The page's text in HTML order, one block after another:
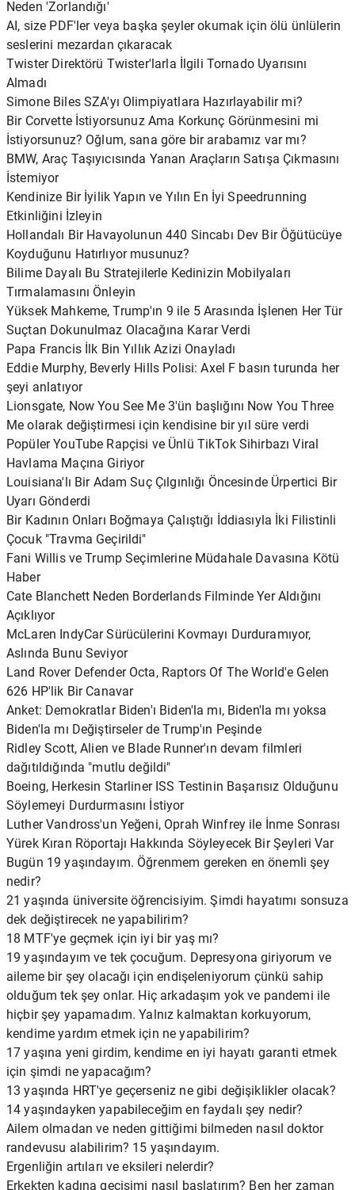
Neden 'Zorlandığı'
AI, size PDF'ler veya başka şeyler okumak için ölü ünlülerin
seslerini mezardan çıkaracak
Twister Direktörü Twister'larla İlgili Tornado Uyarısını
Almadı
Simone Biles SZA'yı Olimpiyatlara Hazırlayabilir mi?
Bir Corvette İstiyorsunuz Ama Korkunç Görünmesini mi
İstiyorsunuz? Oğlum, sana göre bir arabamız var mı?
BMW, Araç Taşıyıcısında Yanan Araçların Satışa Çıkmasını
İstemiyor
Kendinize Bir İyilik Yapın ve Yılın En İyi Speedrunning
Etkinliğini İzleyin
Hollandalı Bir Havayolunun 440 Sincabı Dev Bir Öğütücüye
Koyduğunu Hatırlıyor musunuz?
Bilime Dayalı Bu Stratejilerle Kedinizin Mobilyaları
Tırmalamasını Önleyin
Yüksek Mahkeme, Trump'ın 9 ile 5 Arasında İşlenen Her Tür
Suçtan Dokunulmaz Olacağına Karar Verdi
Papa Francis İlk Bin Yıllık Azizi Onayladı
Eddie Murphy, Beverly Hills Polisi: Axel F basın turunda her
şeyi anlatıyor
Lionsgate, Now You See Me 3'ün başlığını Now You Three
Me olarak değiştirmesi için kendisine bir yıl süre verdi
Popüler YouTube Rapçisi ve Ünlü TikTok Sihirbazı Viral
Havlama Maçına Giriyor
Louisiana'lı Bir Adam Suç Çılgınlığı Öncesinde Ürpertici Bir
Uyarı Gönderdi
Bir Kadının Onları Boğmaya Çalıştığı İddiasıyla İki Filistinli
Çocuk "Travma Geçirildi"
Fani Willis ve Trump Seçimlerine Müdahale Davasına Kötü
Haber
Cate Blanchett Neden Borderlands Filminde Yer Aldığını
Açıklıyor
McLaren IndyCar Sürücülerini Kovmayı Durduramıyor,
Aslında Bunu Seviyor
Land Rover Defender Octa, Raptors Of The World'e Gelen
626 HP'lik Bir Canavar
Anket: Demokratlar Biden'ı Biden'la mı, Biden'la mı yoksa
Biden'la mı Değiştirseler de Trump'ın Peşinde
Ridley Scott, Alien ve Blade Runner'ın devam filmleri
dağıtıldığında "mutlu değildi"
Boeing, Herkesin Starliner ISS Testinin Başarısız Olduğunu
Söylemeyi Durdurmasını İstiyor
Luther Vandross'un Yeğeni, Oprah Winfrey ile İnme Sonrası
Yürek Kıran Röportajı Hakkında Söyleyecek Bir Şeyleri Var
Bugün 19 yaşındayım. Öğrenmem gereken en önemli şey
nedir?
21 yaşında üniversite öğrencisiyim. Şimdi hayatımı sonsuza
dek değiştirecek ne yapabilirim?
18 MTF'ye geçmek için iyi bir yaş mı?
19 yaşındayım ve tek çocuğum. Depresyona giriyorum ve
aileme bir şey olacağı için endişeleniyorum çünkü sahip
olduğum tek şey onlar. Hiç arkadaşım yok ve pandemi ile
hiçbir şey yapamadım. Yalnız kalmaktan korkuyorum,
kendime yardım etmek için ne yapabilirim?
17 yaşına yeni girdim, kendime en iyi hayatı garanti etmek
için şimdi ne yapacağım?
13 yaşında HRT'ye geçerseniz ne gibi değişiklikler olacak?
14 yaşındayken yapabileceğim en faydalı şey nedir?
Ailem olmadan ve neden gittiğimi bilmeden nasıl doktor
randevusu alabilirim? 15 yaşındayım.
Ergenliğin artıları ve eksileri nelerdir?
Erkekten kadına geçişimi nasıl başlatırım? Ben her zaman